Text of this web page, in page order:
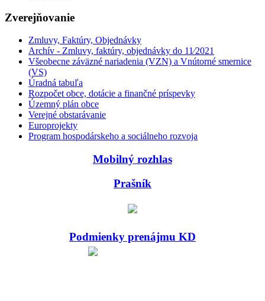
Zverejňovanie
Zmluvy, Faktúry, Objednávky
Archív - Zmluvy, faktúry, objednávky do 11⁄2021
Všeobecne záväzné nariadenia (VZN) a Vnútorné smernice
(VS)
Úradná tabuľa
Rozpočet obce, dotácie a finančné príspevky
Územný plán obce
Verejné obstarávanie
Europrojekty
Program hospodárskeho a sociálneho rozvoja
Mobilný rozhlas
Prašník
Podmienky prenájmu KD